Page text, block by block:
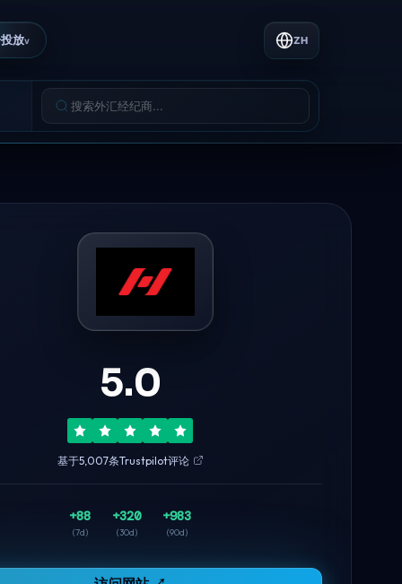
放v ZH
5.0
基于5,007条Trustpilot评论
+88
(7d)
+320
(30d)
+983
(90d)